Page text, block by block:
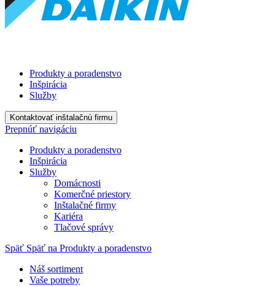
Produkty a poradenstvo
Inšpirácia
Služby
Kontaktovať inštalačnú firmu
Prepnúť navigáciu
Produkty a poradenstvo
Inšpirácia
Služby
Domácnosti
Komerčné priestory
Inštalačné firmy
Kariéra
Tlačové správy
Späť Späť na Produkty a poradenstvo
Náš sortiment
Vaše potreby